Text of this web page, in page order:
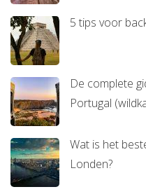
5 tips voor
De complete
Portugal
Wat is het
Londen?